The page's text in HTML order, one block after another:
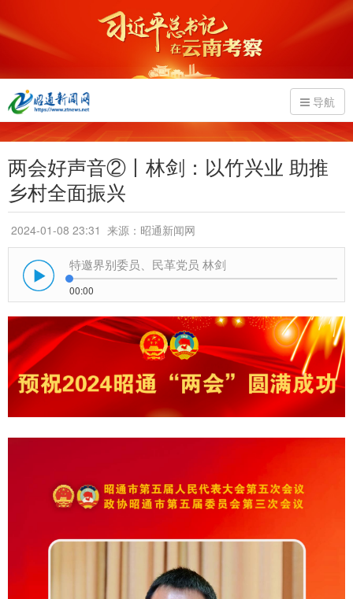
导航
两会好声音②丨林剑：以竹兴业 助推
乡村全面振兴
2024-01-08 23:31 来源：昭通新闻网
特邀界别委员、民革党员 林剑
00:00